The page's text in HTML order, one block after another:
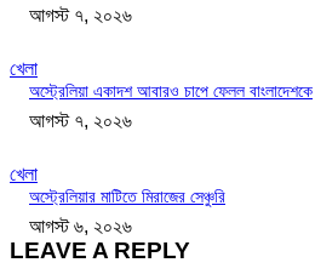
আগস্ট ৭, ২০২৬
খেলা
অস্ট্রেলিয়া একাদশ আবারও চাপে ফেলল বাংলাদেশকে
আগস্ট ৭, ২০২৬
খেলা
অস্ট্রেলিয়ার মাটিতে মিরাজের সেঞ্চুরি
আগস্ট ৬, ২০২৬
LEAVE A REPLY